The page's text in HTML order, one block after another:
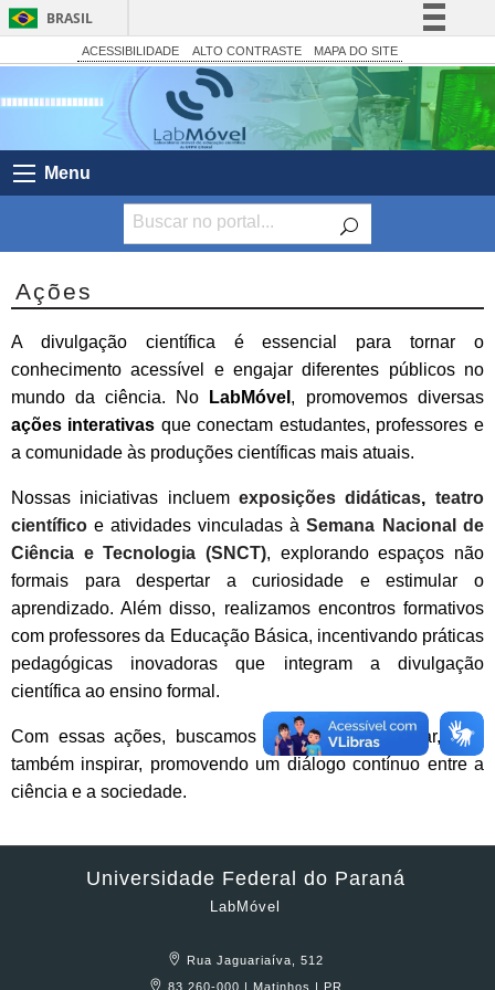
BRASIL
Simplifique!
Comunica BR
Participe
Acesso à informação
Canais
ACESSIBILIDADE ALTO CONTRASTE MAPA DO SITE
Menu
Ações
A divulgação científica é essencial para tornar o
conhecimento acessível e engajar diferentes públicos no
mundo da ciência. No
LabMóvel , promovemos diversas
ações interativas que conectam estudantes, professores e
a comunidade às produções científicas mais atuais.
Nossas iniciativas incluem exposições didáticas, teatro
científico e atividades vinculadas à Semana Nacional de
Ciência e Tecnologia (SNCT), explorando espaços não
formais para despertar a curiosidade e estimular o
aprendizado. Além disso, realizamos encontros formativos
com professores da Educação Básica, incentivando práticas
pedagógicas inovadoras que integram a divulgação
científica ao ensino formal.
Com essas ações, buscamos não apenas informar, mas
também inspirar, promovendo um diálogo contínuo entre a
ciência e a sociedade.
Universidade Federal do Paraná
LabMóvel
Rua Jaguariaíva, 512
83.260-000 | Matinhos | PR